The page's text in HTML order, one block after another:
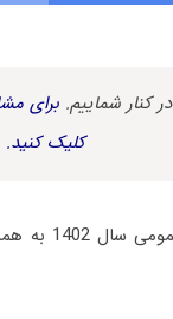
کنار شماییم. برای
کلیک کنید.
سوالات